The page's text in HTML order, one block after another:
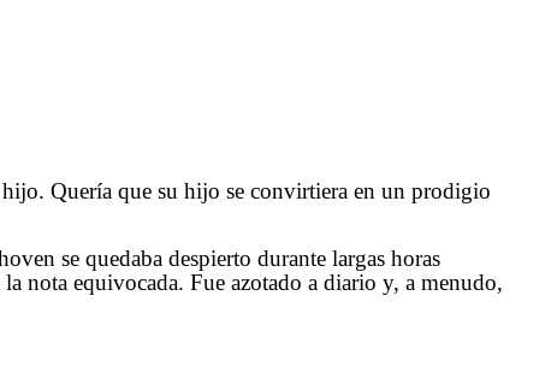
hijo. Quería que su hijo se convirtiera en un prodigio
se quedaba despierto durante largas horas
nota equivocada. Fue azotado a diario y, a menudo,